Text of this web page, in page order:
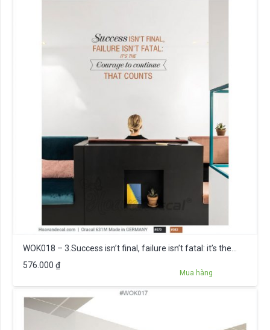
WOK018 – 3.Success isn’t final, failure isn’t fatal: it’s the…
576.000 ₫
Mua hàng